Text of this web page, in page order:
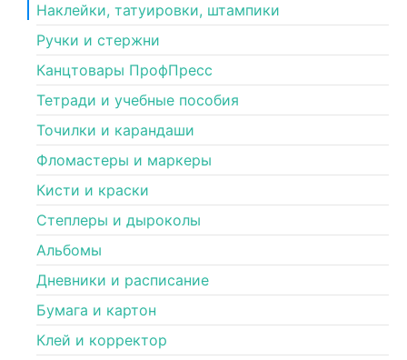
Наклейки, татуировки, штампики
Ручки и стержни
Канцтовары ПрофПресс
Тетради и учебные пособия
Точилки и карандаши
Фломастеры и маркеры
Кисти и краски
Степлеры и дыроколы
Альбомы
Дневники и расписание
Бумага и картон
Клей и корректор